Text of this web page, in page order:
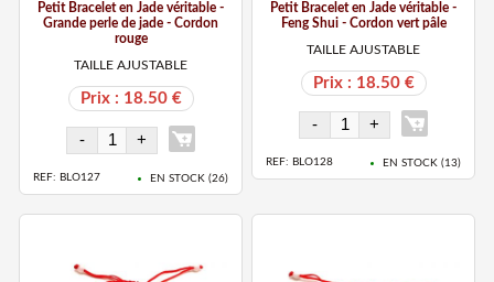
Petit Bracelet en Jade véritable -
Grande perle de jade - Cordon
rouge
TAILLE AJUSTABLE
Prix : 18.50 €
REF: BLO127 EN STOCK (26)
Petit Bracelet en Jade véritable -
Feng Shui - Cordon vert pâle
TAILLE AJUSTABLE
Prix : 18.50 €
REF: BLO128 EN STOCK ( 13)